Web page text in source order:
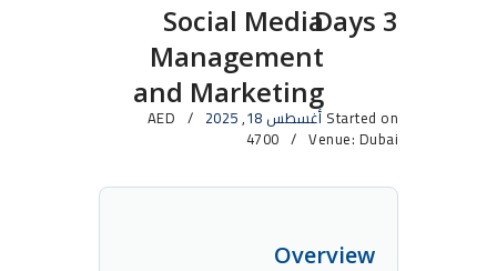
ARABICSocial Media
Management
and Marketing
3 Days
Started on أغسطس 18, 2025 AED
4700 Venue: Dubai
Overview